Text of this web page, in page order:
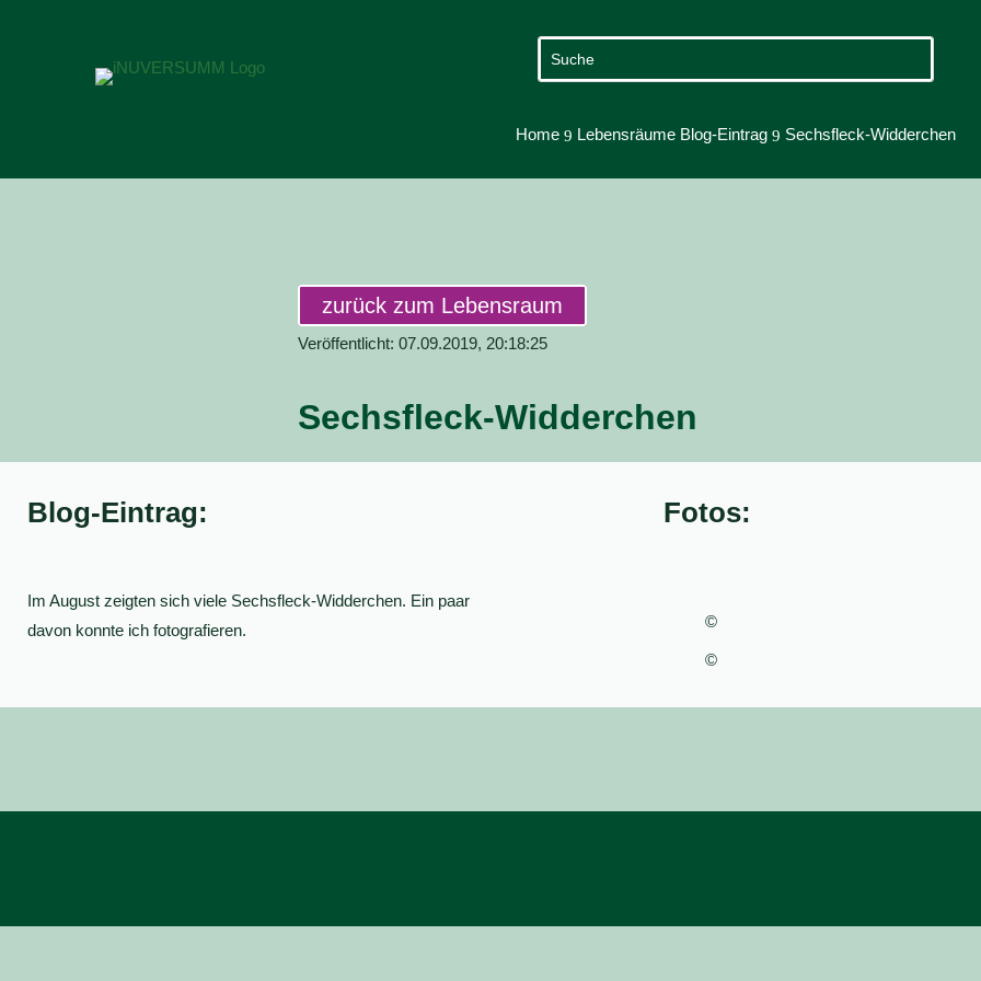
Home 9 Lebensräume Blog-Eintrag 9 Sechsfleck-Widderchen
zurück zum Lebensraum
Veröffentlicht: 07.09.2019, 20:18:25
Sechsfleck-Widderchen
Blog-Eintrag:
Im August zeigten sich viele Sechsfleck-Widderchen. Ein paar
davon konnte ich fotografieren.
Fotos:
©
©